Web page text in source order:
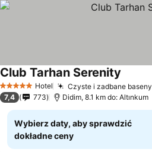
5 KategoriaHotel Czyste i zadbane baseny
Club Tarhan Serenity
7,4 773 Didim, 8.1 km do: Altınkum
Wybierz daty, aby sprawdzić
dokładne ceny